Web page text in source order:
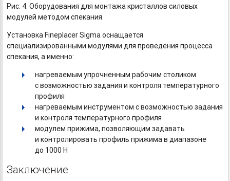
Рис. 4. Оборудования для монтажа кристаллов силовых
модулей методом спекания
Установка Fineplacer Sigma оснащается
специализированными модулями для проведения процесса
спекания, а именно:
нагреваемым упрочненным рабочим столиком
с возможностью задания и контроля температурного
профиля
нагреваемым инструментом с возможностью задания
и контроля температурного профиля
модулем прижима, позволяющим задавать
и контролировать профиль прижима в диапазоне
до 1000 Н
Заключение